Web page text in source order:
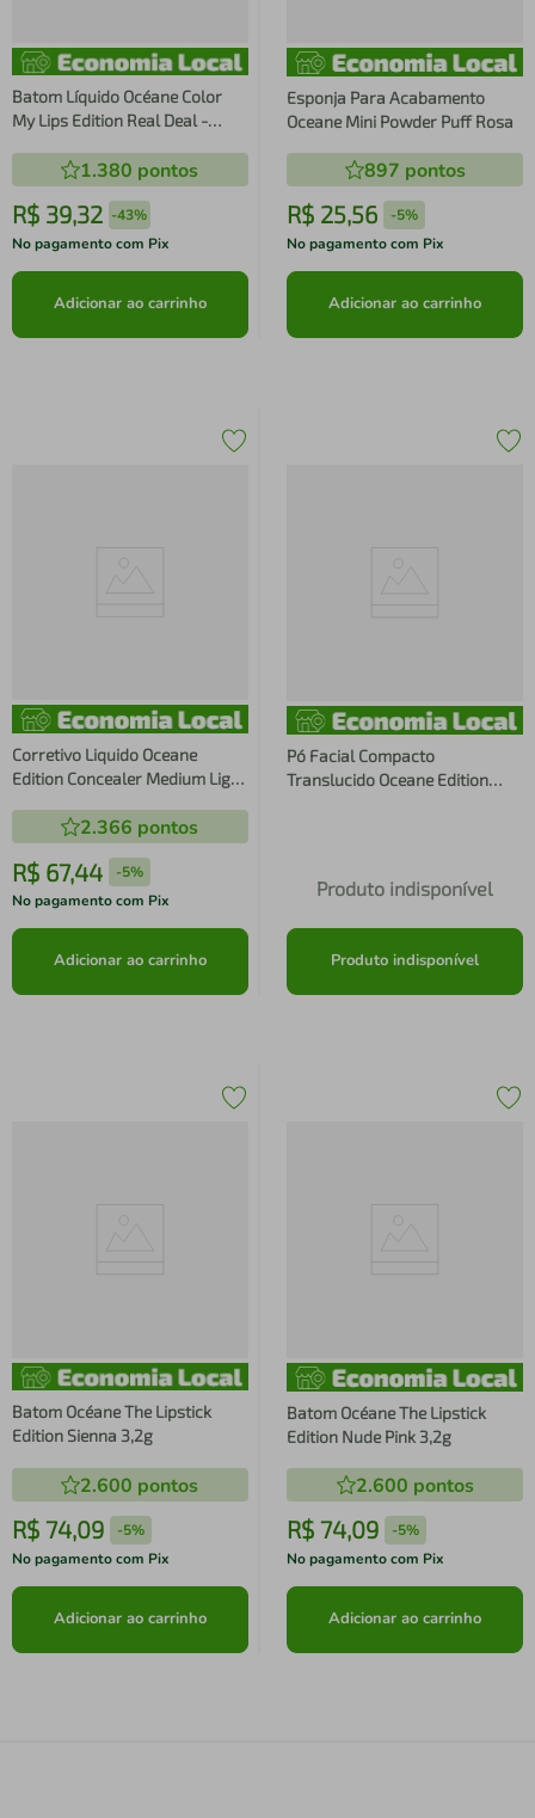
Batom Líquido Océane Color
My Lips Edition Real Deal -
1.380 pontos
R$ 39,32 -43%
No pagamento com Pix
Adicionar ao carrinho
Esponja Para Acabamento
Oceane Mini Powder Puff Rosa
897 pontos
R$ 25,56 -5%
No pagamento com Pix
Adicionar ao carrinho
Corretivo Liquido Oceane
Edition Concealer Medium Light
2.366 pontos
R$ 67,44 -5%
No pagamento com Pix
Adicionar ao carrinho
Pó Facial Compacto
Translucido Oceane Edition
Produto indisponível
Produto indisponível
Batom Océane The Lipstick
Edition Sienna 3,2g
2.600 pontos
R$ 74,09 -5%
No pagamento com Pix
Adicionar ao carrinho
Batom Océane The Lipstick
Edition Nude Pink 3,2g
2.600 pontos
R$ 74,09 -5%
No pagamento com Pix
Adicionar ao carrinho